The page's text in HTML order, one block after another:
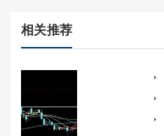
相关推荐